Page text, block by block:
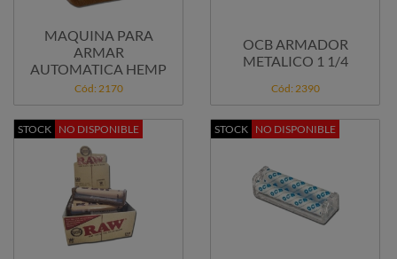
MAQUINA PARA
ARMAR
AUTOMATICA HEMP
Cód: 2170
OCB ARMADOR
METALICO 1 1/4
Cód: 2390
STOCK NO DISPONIBLE STOCK NO DISPONIBLE